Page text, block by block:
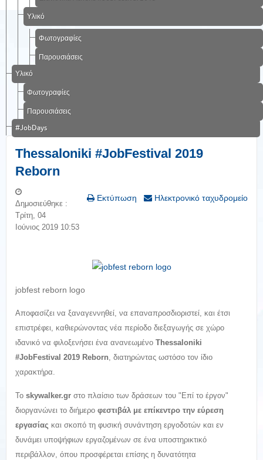
Υλικό
Φωτογραφίες
Παρουσιάσεις
Υλικό
Φωτογραφίες
Παρουσιάσεις
#JobDays
Thessaloniki #JobFestival 2019
Reborn
Εκτύπωση Ηλεκτρονικό ταχυδρομείο
Δημοσιεύθηκε :
Τρίτη, 04
Ιούνιος 2019 10:53
jobfest reborn logo
Αποφασίζει να ξαναγεννηθεί, να επαναπροσδιοριστεί, και έτσι
επιστρέφει, καθιερώνοντας νέα περίοδο διεξαγωγής σε χώρο
ιδανικό να φιλοξενήσει ένα ανανεωμένο Thessaloniki
#JobFestival 2019 Reborn, διατηρώντας ωστόσο τον ίδιο
χαρακτήρα.
Το skywalker.gr στο πλαίσιο των δράσεων του "Επί το έργον"
διοργανώνει το διήμερο φεστιβάλ με επίκεντρο την εύρεση
εργασίας και σκοπό τη φυσική συνάντηση εργοδοτών και εν
δυνάμει υποψήφιων εργαζομένων σε ένα υποστηρικτικό
περιβάλλον, όπου προσφέρεται επίσης η δυνατότητα